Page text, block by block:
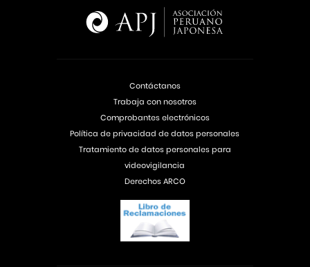
Contáctanos
Trabaja con nosotros
Comprobantes electrónicos
Política de privacidad de datos personales
Tratamiento de datos personales para
videovigilancia
Derechos ARCO